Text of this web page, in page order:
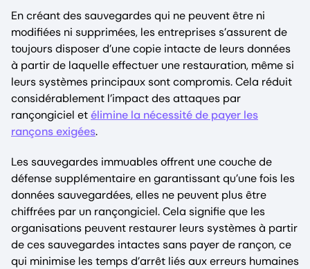
En créant des sauvegardes qui ne peuvent être ni
modifiées ni supprimées, les entreprises s’assurent de
toujours disposer d’une copie intacte de leurs données
à partir de laquelle effectuer une restauration, même si
leurs systèmes principaux sont compromis. Cela réduit
considérablement l’impact des attaques par
rançongiciel etélimine la nécessité de payer les
rançons exigées.
Les sauvegardes immuables offrent une couche de
défense supplémentaire en garantissant qu’une fois les
données sauvegardées, elles ne peuvent plus être
chiffrées par un rançongiciel. Cela signifie que les
organisations peuvent restaurer leurs systèmes à partir
de ces sauvegardes intactes sans payer de rançon, ce
qui minimise les temps d’arrêt liés aux erreurs humaines